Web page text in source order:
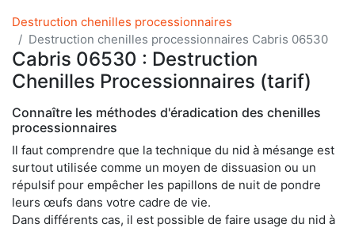
Destruction chenilles processionnaires
Destruction chenilles processionnaires Cabris 06530
Cabris 06530 : Destruction
Chenilles Processionnaires (tarif)
Connaître les méthodes d'éradication des chenilles
processionnaires
Il faut comprendre que la technique du nid à mésange est
surtout utilisée comme un moyen de dissuasion ou un
répulsif pour empêcher les papillons de nuit de pondre
leurs œufs dans votre cadre de vie.
Dans différents cas, il est possible de faire usage du nid à